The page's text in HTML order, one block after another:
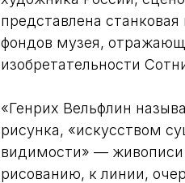
представлена
фондов музея,
изобретательности
«Генрих Вельфлин
рисунка, «искусством
видимости» —
рисованию, к линии,